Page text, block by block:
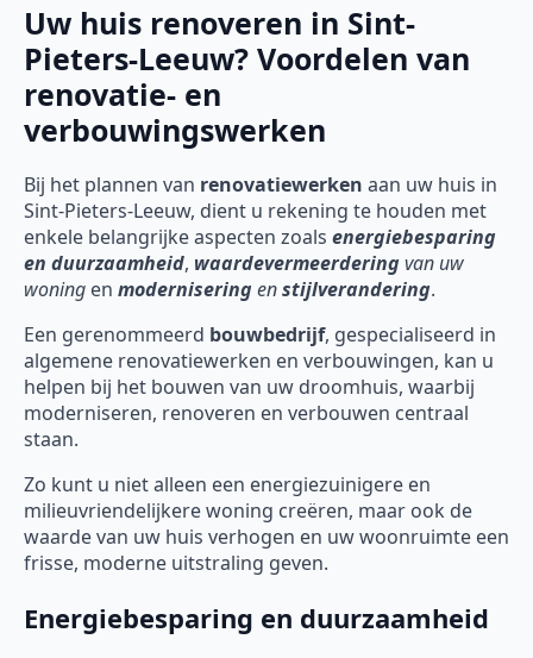
Uw huis renoveren in Sint-
Pieters-Leeuw? Voordelen van
renovatie- en
verbouwingswerken
Bij het plannen van renovatiewerken aan uw huis in
Sint-Pieters-Leeuw, dient u rekening te houden met
enkele belangrijke aspecten zoals energiebesparing
en duurzaamheid, waardevermeerderingvan uw
woning en moderniseringenstijlverandering.
Een gerenommeerd bouwbedrijf, gespecialiseerd in
algemene renovatiewerken en verbouwingen, kan u
helpen bij het bouwen van uw droomhuis, waarbij
moderniseren, renoveren en verbouwen centraal
staan.
Zo kunt u niet alleen een energiezuinigere en
milieuvriendelijkere woning creëren, maar ook de
waarde van uw huis verhogen en uw woonruimte een
frisse, moderne uitstraling geven.
Energiebesparing en duurzaamheid